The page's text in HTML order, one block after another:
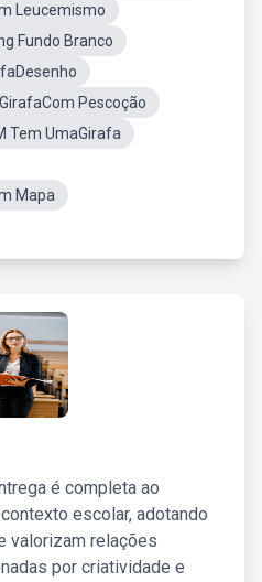
Leucemismo
Fundo Branco
GirafaCom Pescoção
Tem UmaGirafa
Mapa
é completa ao
escolar, adotando
valorizam relações
por criatividade e